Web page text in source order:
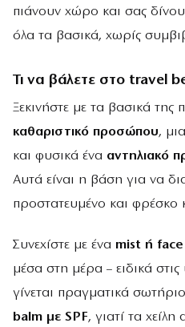
πιάνουν χώρο και σας
όλα τα βασικά, χωρίς
Τι να βάλετε στο travel
Ξεκινήστε με τα βασικά της
καθαριστικό προσώπου,
και φυσικά ένα αντηλιακό
Αυτά είναι η βάση για να
προστατευμένο και φρέσκο
Συνεχίστε με ένα mist ή
μέσα στη μέρα – ειδικά
γίνεται πραγματικά
balm με SPF, γιατί τα